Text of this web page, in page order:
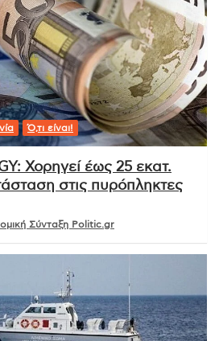
Ό,τι είναι!
Χορηγεί έως 25 εκατ.
στις πυρόπληκτες
Σύνταξη Politic.gr